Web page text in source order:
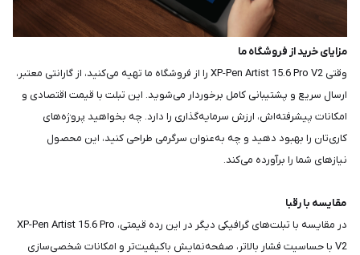
مزایای خرید از فروشگاه ما
وقتی XP-Pen Artist 15.6 Pro V2 را از فروشگاه ما تهیه می‌کنید، از گارانتی معتبر،
ارسال سریع و پشتیبانی کامل برخوردار می‌شوید. این تبلت با قیمت اقتصادی و
امکانات پیشرفته‌اش، ارزش سرمایه‌گذاری را دارد. چه بخواهید پروژه‌های
کاری‌تان را بهبود دهید و چه به‌عنوان سرگرمی طراحی کنید، این محصول
نیازهای شما را برآورده می‌کند.
مقایسه با رقبا
در مقایسه با تبلت‌های گرافیکی دیگر در این رده قیمتی، XP-Pen Artist 15.6 Pro
V2 با حساسیت فشار بالاتر، صفحه‌نمایش باکیفیت‌تر و امکانات شخصی‌سازی